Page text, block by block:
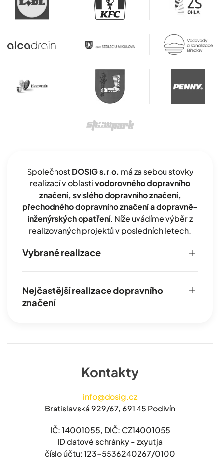
SpolečnostDOSIG s.r.o. má za sebou stovky
realizací v oblastivodorovného dopravního
značení, svislého dopravního značení,
přechodného dopravního značení a dopravně-
inženýrských opatření. Níže uvádíme výběr z
realizovaných projektů v posledních letech.
Vybrané realizace
Nejčastější realizace dopravního
značení
Kontakty
info@dosig.cz
Bratislavská 929/67, 691 45 Podivín
IČ: 14001055, DIČ: CZ14001055
ID datové schránky - zxyutja
číslo účtu: 123-5536240267/0100